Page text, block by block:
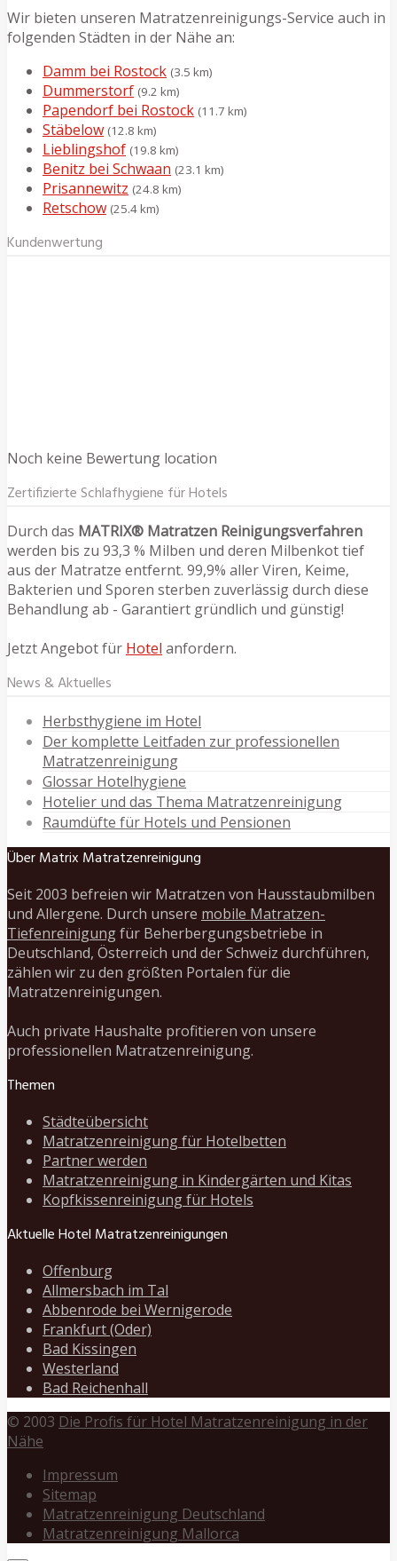
Wir bieten unseren Matratzenreinigungs-Service auch in
folgenden Städten in der Nähe an:
Damm bei Rostock (3.5 km)
Dummerstorf (9.2 km)
Papendorf bei Rostock (11.7 km)
Stäbelow (12.8 km)
Lieblingshof (19.8 km)
Benitz bei Schwaan (23.1 km)
Prisannewitz (24.8 km)
Retschow (25.4 km)
Kundenwertung
Noch keine Bewertung location
Zertifizierte Schlafhygiene für Hotels
Durch das MATRIX® Matratzen Reinigungsverfahren
werden bis zu 93,3 % Milben und deren Milbenkot tief
aus der Matratze entfernt. 99,9% aller Viren, Keime,
Bakterien und Sporen sterben zuverlässig durch diese
Behandlung ab - Garantiert gründlich und günstig!
Jetzt Angebot für Hotel anfordern.
News & Aktuelles
Herbsthygiene im Hotel
Der komplette Leitfaden zur professionellen
Matratzenreinigung
Glossar Hotelhygiene
Hotelier und das Thema Matratzenreinigung
Raumdüfte für Hotels und Pensionen
Über Matrix Matratzenreinigung
Seit 2003 befreien wir Matratzen von Hausstaubmilben
und Allergene. Durch unsere mobile Matratzen-
Tiefenreinigungfür Beherbergungsbetriebe in
Deutschland, Österreich und der Schweiz durchführen,
zählen wir zu den größten Portalen für die
Matratzenreinigungen.
Auch private Haushalte profitieren von unsere
professionellen Matratzenreinigung.
Themen
Städteübersicht
Matratzenreinigung für Hotelbetten
Partner werden
Matratzenreinigung in Kindergärten und Kitas
Kopfkissenreinigung für Hotels
Aktuelle Hotel Matratzenreinigungen
Offenburg
Allmersbach im Tal
Abbenrode bei Wernigerode
Frankfurt (Oder)
Bad Kissingen
Westerland
Bad Reichenhall
© 2003 Die Profis für Hotel Matratzenreinigung in der
Nähe
Impressum
Sitemap
Matratzenreinigung Deutschland
Matratzenreinigung Mallorca